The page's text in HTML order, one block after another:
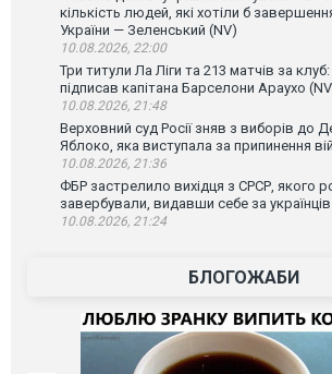
кількість людей, які хотіли б
України — Зеленський (NV)
10.08.2026, 22:00
Три титули Ла Ліги та 213 матчів за
підписав капітана Барселони Араухо
10.08.2026, 21:48
Верховний суд Росії зняв з виборів до
Яблоко, яка виступала за припинення
10.08.2026, 21:36
ФБР застрелило вихідця з СРСР, якого
завербували, видавши себе за
10.08.2026, 21:24
БЛОГОЖАБИ